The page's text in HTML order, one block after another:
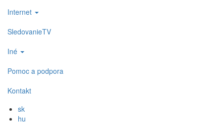
Internet
SledovanieTV
Iné
Pomoc a podpora
Kontakt
sk
hu